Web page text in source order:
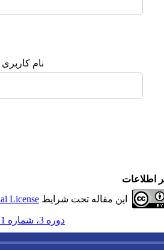
نام
اطلاعات
این مقاله تحت شرایط License
دوره 3، شماره 1 - ( بهار 1398 )